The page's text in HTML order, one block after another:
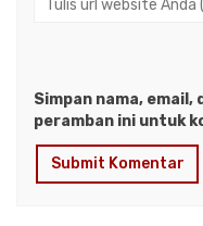
Simpan nama, email,
peramban ini untuk